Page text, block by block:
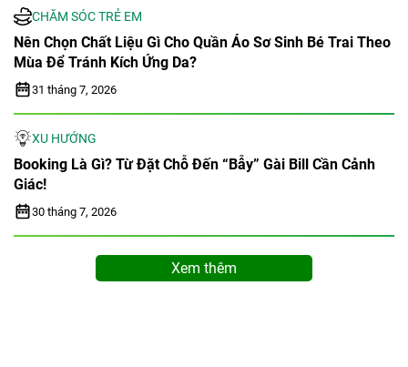
CHĂM SÓC TRẺ EM
Nên Chọn Chất Liệu Gì Cho Quần Áo Sơ Sinh Bé Trai Theo
Mùa Để Tránh Kích Ứng Da?
31 tháng 7, 2026
XU HƯỚNG
Booking Là Gì? Từ Đặt Chỗ Đến “bẫy” Gài Bill Cần Cảnh
Giác!
30 tháng 7, 2026
Xem thêm